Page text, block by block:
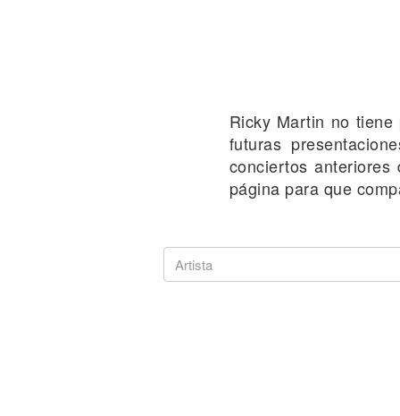
Ricky Martin no
futuras
conciertos
página para que